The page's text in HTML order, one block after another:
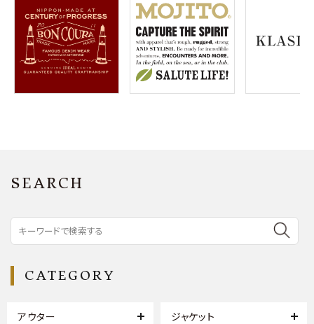
ACCOUNT MENU
ようこそ ゲスト 様
meeting_room ログイン 会員登録
SEARCH
CATEGORY
アウター ジャケット